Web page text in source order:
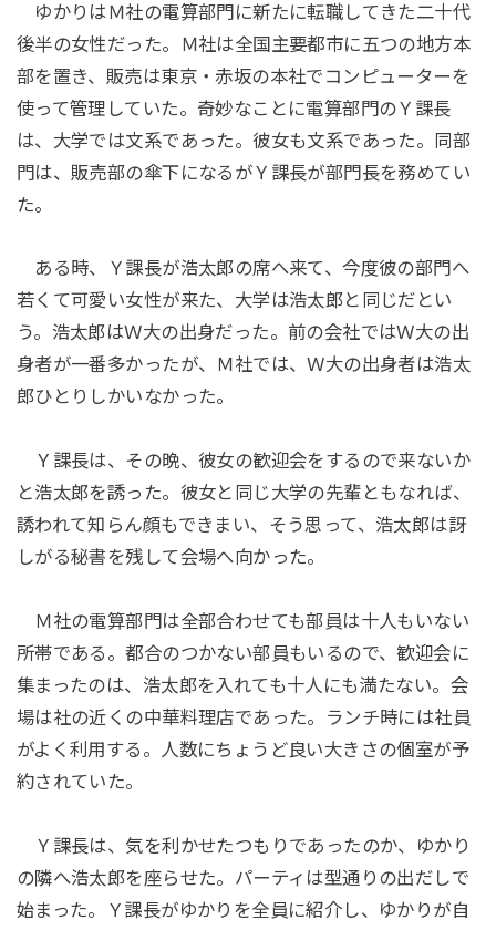
ゆかりはＭ社の電算部門に新たに転職してきた二十代
後半の女性だった。Ｍ社は全国主要都市に五つの地方本
部を置き、販売は東京・赤坂の本社でコンピューターを
使って管理していた。奇妙なことに電算部門のＹ課長
は、大学では文系であった。彼女も文系であった。同部
門は、販売部の傘下になるがＹ課長が部門長を務めてい
た。
ある時、Ｙ課長が浩太郎の席へ来て、今度彼の部門へ
若くて可愛い女性が来た、大学は浩太郎と同じだとい
う。浩太郎はＷ大の出身だった。前の会社ではＷ大の出
身者が一番多かったが、Ｍ社では、Ｗ大の出身者は浩太
郎ひとりしかいなかった。
Ｙ課長は、その晩、彼女の歓迎会をするので来ないか
と浩太郎を誘った。彼女と同じ大学の先輩ともなれば、
誘われて知らん顔もできまい、そう思って、浩太郎は訝
しがる秘書を残して会場へ向かった。
Ｍ社の電算部門は全部合わせても部員は十人もいない
所帯である。都合のつかない部員もいるので、歓迎会に
集まったのは、浩太郎を入れても十人にも満たない。会
場は社の近くの中華料理店であった。ランチ時には社員
がよく利用する。人数にちょうど良い大きさの個室が予
約されていた。
Ｙ課長は、気を利かせたつもりであったのか、ゆかり
の隣へ浩太郎を座らせた。パーティは型通りの出だしで
始まった。Ｙ課長がゆかりを全員に紹介し、ゆかりが自